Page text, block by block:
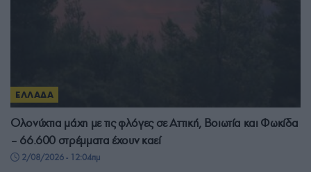
ΕΛΛΑΔΑ
Ολονύχτια μάχη με τις φλόγες σε Αττική, Βοιωτία και Φωκίδα
– 66.600 στρέμματα έχουν καεί
2/08/2026 - 12:04πμ